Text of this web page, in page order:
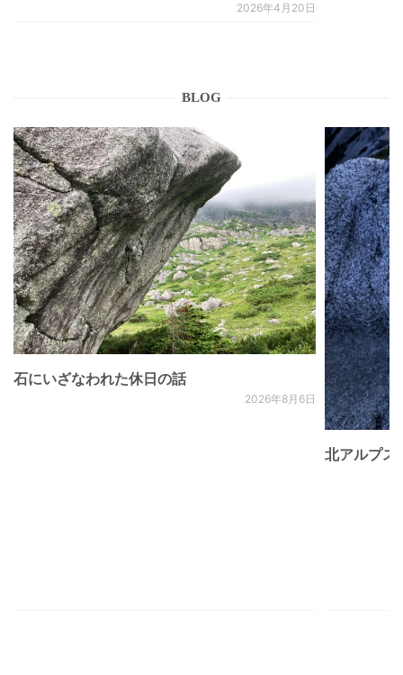
2026年4月20日
BLOG
石にいざなわれた休日の話
2026年8月6日
北アルプ